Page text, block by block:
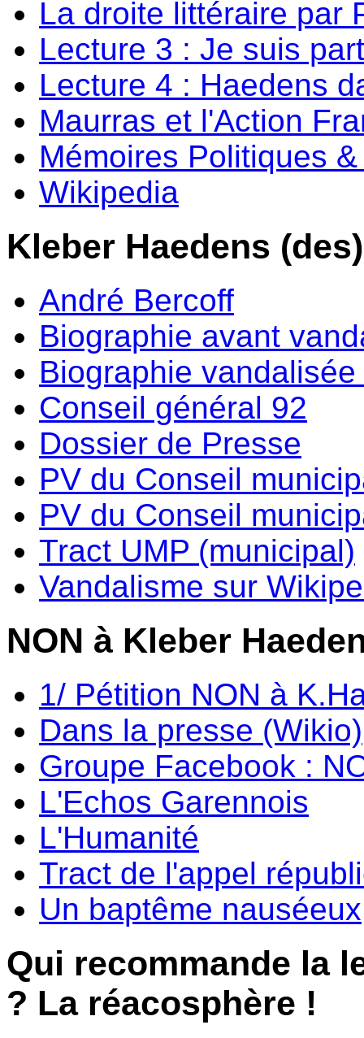
La droite littéraire par
Lecture 3 : Je suis
Lecture 4 : Haedens
Maurras et l'Action
Mémoires Politiques
Wikipedia
Kleber Haedens
André Bercoff
Biographie avant
Biographie
Conseil général 92
Dossier de Presse
PV du Conseil
PV du Conseil
Tract UMP (municipal)
Vandalisme sur
NON à Kleber
1/ Pétition NON à
Dans la presse (Wikio)
Groupe Facebook :
L'Echos Garennois
L'Humanité
Tract de l'appel
Un baptême nauséeux
Qui recommande la
? La réacosphère !